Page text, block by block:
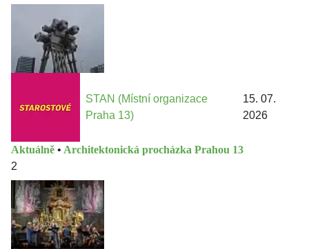
STAN (Místní organizace
Praha 13)
15. 07.
2026
Aktuálně • Architektonická procházka Prahou 13
2